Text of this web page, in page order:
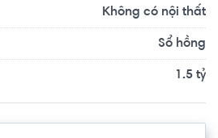
Không có nội thất
Sổ hồng
1.5 tỷ